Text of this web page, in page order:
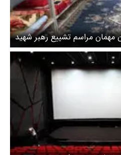
مهمان مراسم تشییع رهبر شهید